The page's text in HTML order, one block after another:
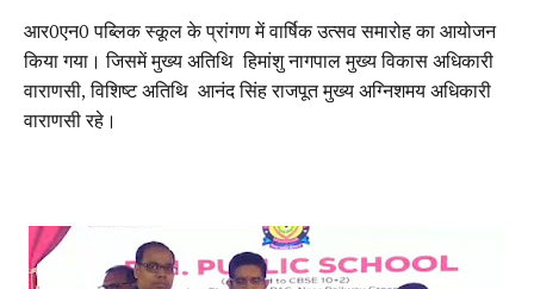
आर0एन0 पब्लिक स्कूल के प्रांगण में वार्षिक उत्सव समारोह का आयोजन
किया गया। जिसमें मुख्य अतिथि हिमांशु नागपाल मुख्य विकास अधिकारी
वाराणसी, विशिष्ट अतिथि आनंद सिंह राजपूत मुख्य अग्निशमय अधिकारी
वाराणसी रहे।